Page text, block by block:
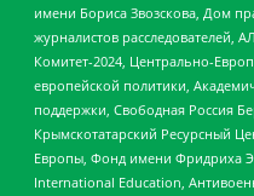
имени Бориса Звозскова, Дом
журналистов расследователей,
Комитет-2024, Центрально-
европейской политики,
поддержки, Свободная Россия
Крымскотатарский Ресурсный
Европы, Фонд имени Фридриха
International Education,